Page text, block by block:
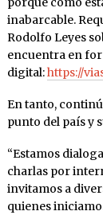
inabarcable.
Rodolfo Leyes
encuentra en
digital:https://
En tanto,
punto del país y
“Estamos
charlas por
invitamos a
quienes